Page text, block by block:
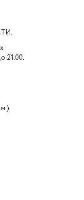
21.00.